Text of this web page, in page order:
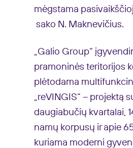
mėgstama
sako N. Maknevičius.
„Galio Group“
pramoninės teritorijos
plėtodama
„reVINGIS“ – projektą
daugiabučių kvartalai,
namų korpusų ir apie
kuriama moderni